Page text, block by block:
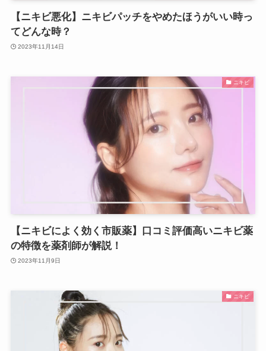
【ニキビ悪化】ニキビパッチをやめたほうがいい時っ
てどんな時？
2023年11月14日
ニキビ
【ニキビによく効く市販薬】口コミ評価高いニキビ薬
の特徴を薬剤師が解説！
2023年11月9日
ニキビ